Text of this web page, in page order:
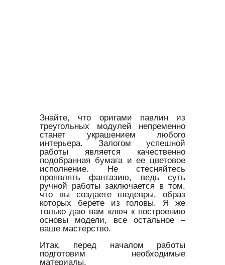
Знайте, что оригами павлин из
треугольных модулей непременно
станет украшением любого
интерьера. Залогом успешной
работы является качественно
подобранная бумага и ее цветовое
исполнение. Не стесняйтесь
проявлять фантазию, ведь суть
ручной работы заключается в том,
что вы создаете шедевры, образ
которых берете из головы. Я же
только даю вам ключ к построению
основы модели, все остальное –
ваше мастерство.
Итак, перед началом работы
подготовим необходимые
материалы.